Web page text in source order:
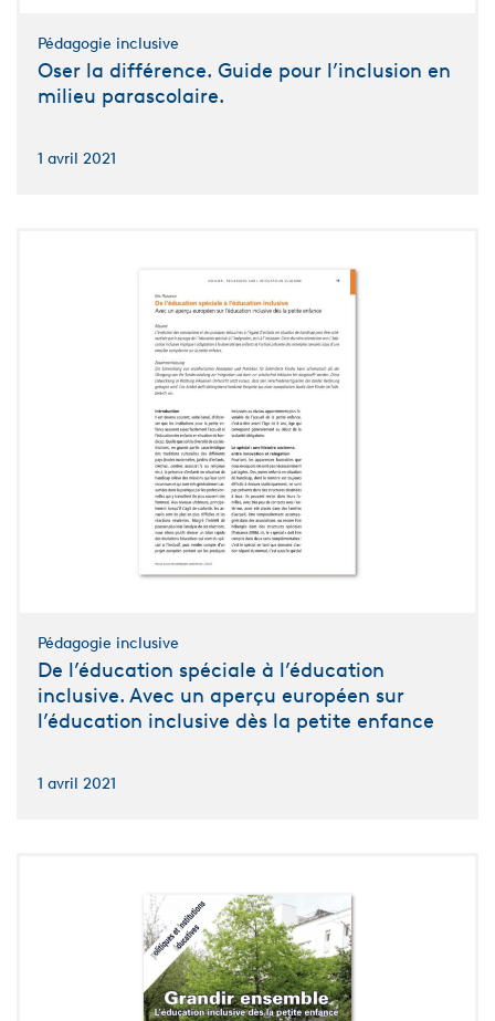
Pédagogie inclusive
Oser la différence. Guide pour l’inclusion en
milieu parascolaire.
1 avril 2021
Pédagogie inclusive
De l’éducation spéciale à l’éducation
inclusive. Avec un aperçu européen sur
l’éducation inclusive dès la petite enfance
1 avril 2021